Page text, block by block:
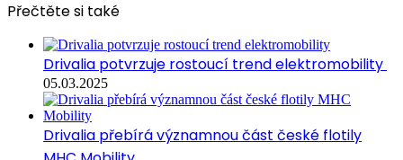
Přečtěte si také
Drivalia potvrzuje rostoucí trend elektromobility
05.03.2025
Drivalia přebírá významnou část české flotily